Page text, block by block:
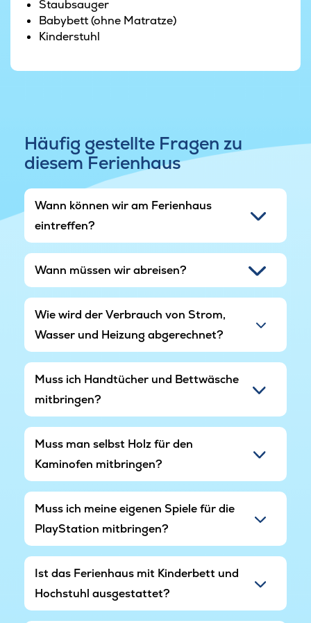
Grundstück erkunden.
Staubsauger
Babybett (ohne Matratze)
Kinderstuhl
Häufig gestellte Fragen zu
diesem Ferienhaus
Wann können wir am Ferienhaus
eintreffen?
Wann müssen wir abreisen?
Wie wird der Verbrauch von Strom,
Wasser und Heizung abgerechnet?
Muss ich Handtücher und Bettwäsche
mitbringen?
Muss man selbst Holz für den
Kaminofen mitbringen?
Muss ich meine eigenen Spiele für die
PlayStation mitbringen?
Ist das Ferienhaus mit Kinderbett und
Hochstuhl ausgestattet?